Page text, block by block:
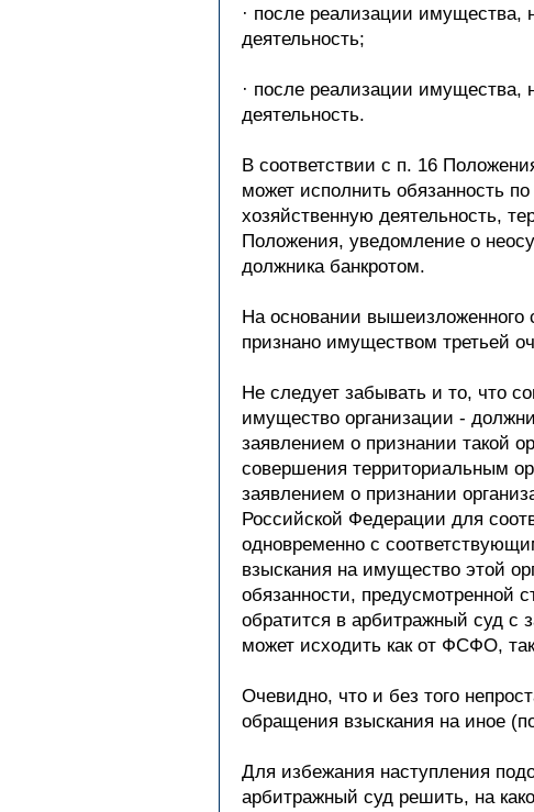
· после реализации имущества,
деятельность;
· после реализации имущества,
деятельность.
В соответствии с п. 16
может исполнить обязанность
хозяйственную деятельность,
Положения, уведомление о
должника банкротом.
На основании вышеизложенного
признано имуществом третьей
Не следует забывать и то, что
имущество организации -
заявлением о признании такой
совершения территориальным
заявлением о признании
Российской Федерации для
одновременно с
взыскания на имущество этой
обязанности, предусмотренной
обратится в арбитражный суд с
может исходить как от ФСФО,
Очевидно, что и без того
обращения взыскания на иное
Для избежания наступления
арбитражный суд решить, на